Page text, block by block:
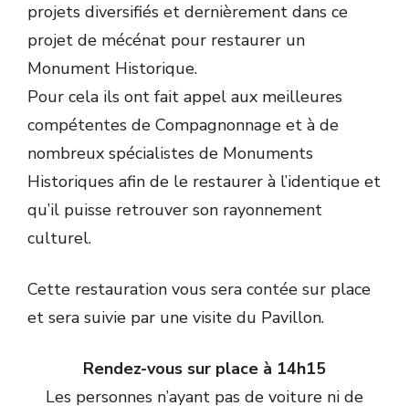
projets diversifiés et dernièrement dans ce
projet de mécénat pour restaurer un
Monument Historique.
Pour cela ils ont fait appel aux meilleures
compétentes de Compagnonnage et à de
nombreux spécialistes de Monuments
Historiques afin de le restaurer à l’identique et
qu’il puisse retrouver son rayonnement
culturel.
Cette restauration vous sera contée sur place
et sera suivie par une visite du Pavillon.
Rendez-vous sur place à 14h15
Les personnes n’ayant pas de voiture ni de